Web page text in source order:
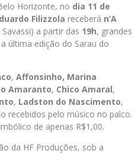
Horizonte, no dia 11 de
Filizzola receberá n’A
a partir das 19h, grandes
última edição do Sarau do
, Affonsinho, Marina
Amaranto, Chico Amaral,
, Ladston do Nascimento,
recebidos pelo músico no palco.
de apenas R$1,00.
da HF Produções, sob a